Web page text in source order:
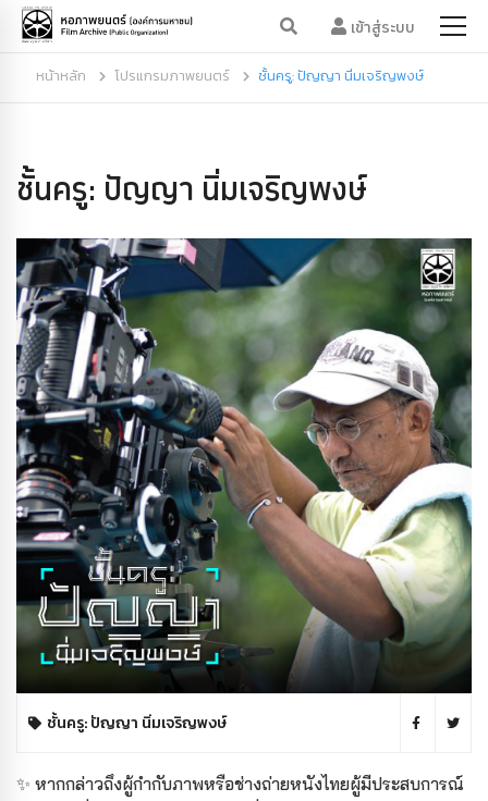
เข้าสู่ระบบ
หน้าหลัก โปรแกรมภาพยนตร์ ชั้นครู: ปัญญา นิ่มเจริญพงษ์
ชั้นครู: ปัญญา นิ่มเจริญพงษ์
ชั้นครู: ปัญญา นิ่มเจริญพงษ์
✨ หากกล่าวถึงผู้กำกับภาพหรือช่างถ่ายหนังไทยผู้มีประสบการณ์